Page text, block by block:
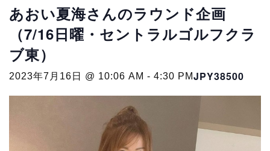
あおい夏海さんのラウンド企画
（7/16日曜・セントラルゴルフクラ
ブ東）
2023年7月16日 @ 10:06 AM - 4:30 PMJPY38500